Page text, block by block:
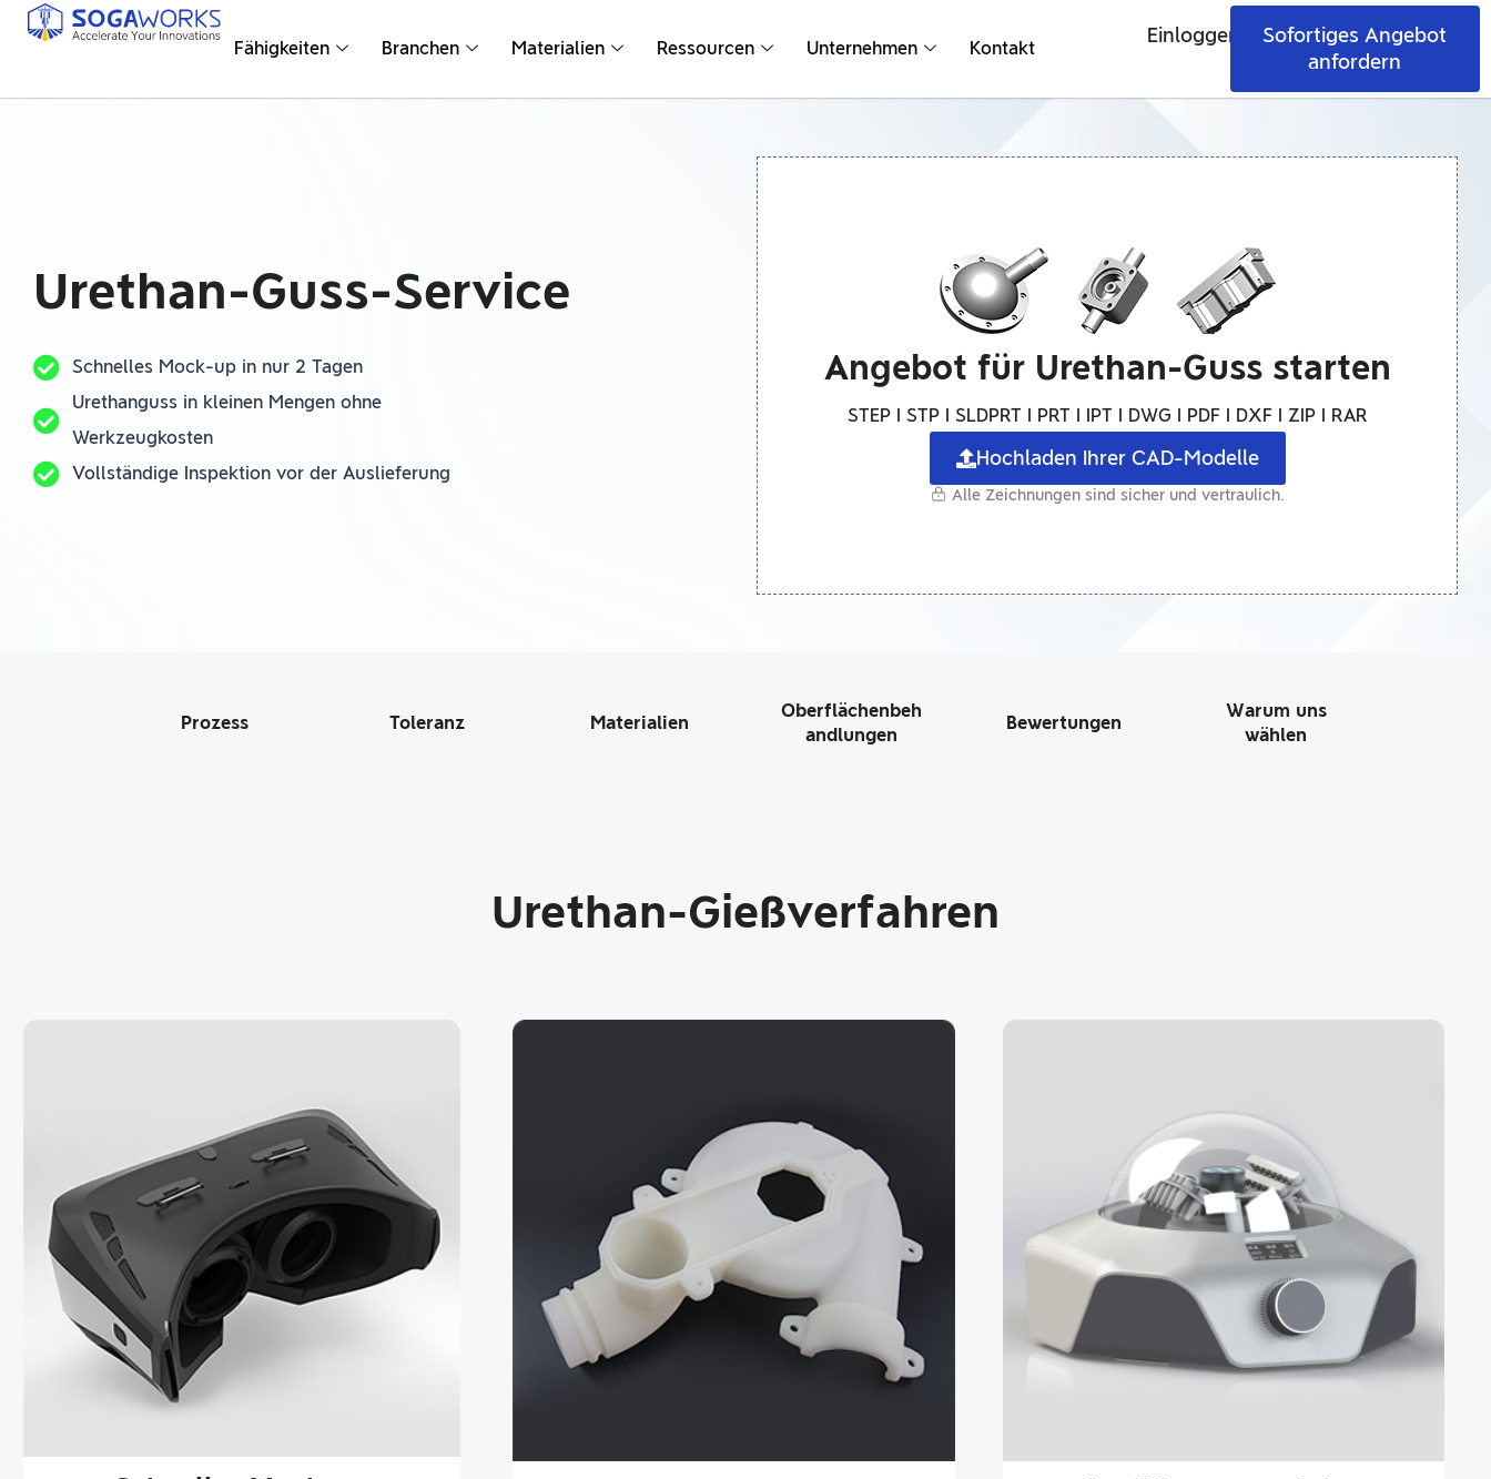
Fähigkeiten Branchen Materialien Ressourcen Unternehmen Kontakt
Einloggen
Sofortiges Angebot
anfordern
Urethan-Guss-Service
Schnelles Mock-up in nur 2 Tagen
Urethanguss in kleinen Mengen ohne
Werkzeugkosten
Vollständige Inspektion vor der Auslieferung
Angebot für Urethan-Guss starten
STEP I STP I SLDPRT I PRT I IPT I DWG I PDF I DXF I ZIP I RAR
Hochladen Ihrer CAD-Modelle
Alle Zeichnungen sind sicher und vertraulich.
Prozess Toleranz Materialien
Oberflächenbeh
andlungen
Bewertungen
Warum uns
wählen
Urethan-Gießverfahren